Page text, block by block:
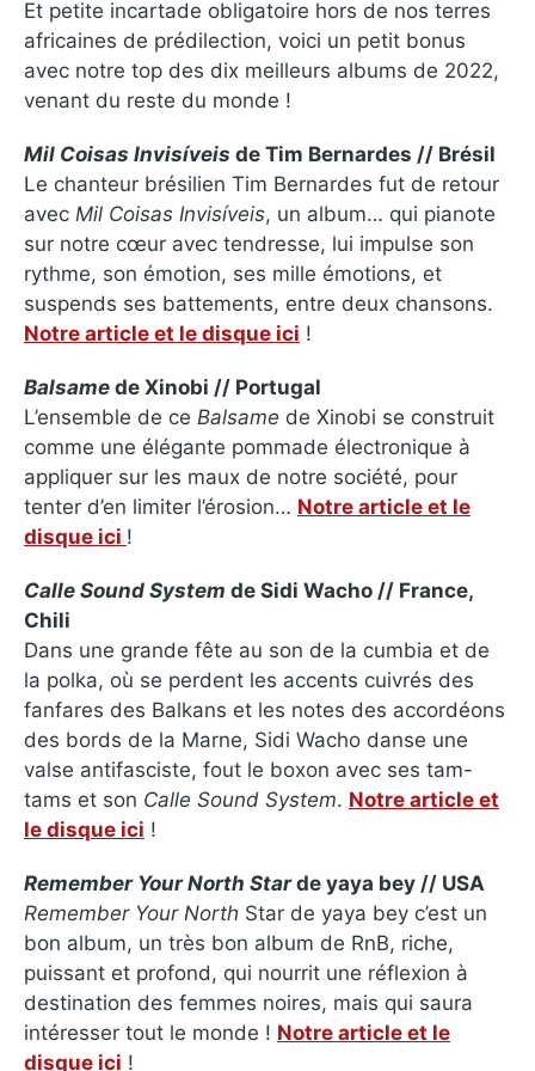
Et petite incartade obligatoire hors de nos terres
africaines de prédilection, voici un petit bonus
avec notre top des dix meilleurs albums de 2022,
venant du reste du monde !
Mil Coisas Invisíveis de Tim Bernardes // Brésil
Le chanteur brésilien Tim Bernardes fut de retour
avec Mil Coisas Invisíveis, un album… qui pianote
sur notre cœur avec tendresse, lui impulse son
rythme, son émotion, ses mille émotions, et
suspends ses battements, entre deux chansons.
Notre article et le disque ici !
Balsame de Xinobi // Portugal
L’ensemble de ce Balsame de Xinobi se construit
comme une élégante pommade électronique à
appliquer sur les maux de notre société, pour
tenter d’en limiter l’érosion… Notre article et le
disque ici !
Calle Sound System de Sidi Wacho // France,
Chili
Dans une grande fête au son de la cumbia et de
la polka, où se perdent les accents cuivrés des
fanfares des Balkans et les notes des accordéons
des bords de la Marne, Sidi Wacho danse une
valse antifasciste, fout le boxon avec ses tam-
tams et son Calle Sound System. Notre article et
le disque ici !
Remember Your North Starde yaya bey // USA
Remember Your North Star de yaya bey c’est un
bon album, un très bon album de RnB, riche,
puissant et profond, qui nourrit une réflexion à
destination des femmes noires, mais qui saura
intéresser tout le monde ! Notre article et le
disque ici !